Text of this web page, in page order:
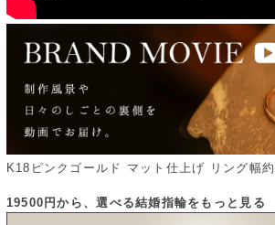
K18ピンクゴールド マット仕上げ リング幅
19500円から、選べる結婚指輪をもっと見る